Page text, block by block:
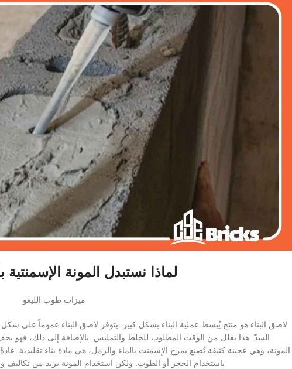
لماذا نستبدل المونة الإسمنتية
ميزات طوب الليغو
لاصق البناء هو منتج يُبسط عملية البناء بشكل كبير. يتوفر لاصق البناء عموماً
السدّ. هذا يقلل من الوقت المطلوب للخلط والتمليس. بالإضافة إلى ذلك، فهو يجف
المونة، وهي عجينة كثيفة تُصنع بمزج الإسمنت بالماء والرمل، هي مادة بناء تقليدية. عادةً
باستخدام الحجر أو الطوب. ولكن استخدام المونة يزيد من تكاليف